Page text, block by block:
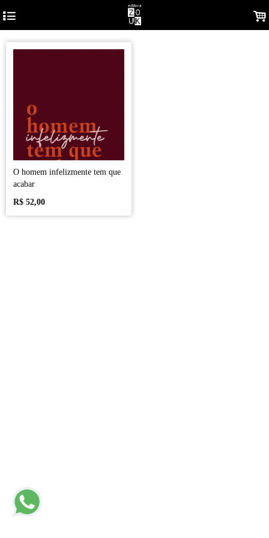
4 .
O homem infelizmente tem que
acabar
R$ 52,00